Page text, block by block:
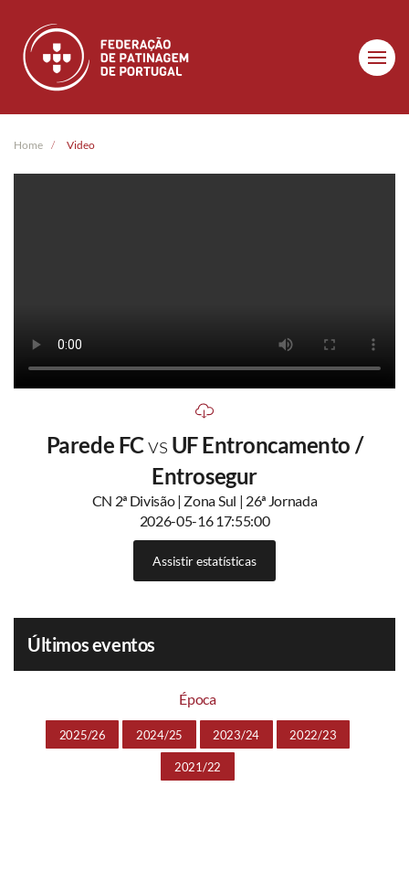
Skip to main content
Home Video
Parede FCvs UF Entroncamento /
Entrosegur
CN 2ª Divisão | Zona Sul | 26ª Jornada
2026-05-16 17:55:00
Assistir estatísticas
Últimos eventos
Época
2025/26 2024/25 2023/24 2022/23
2021/22